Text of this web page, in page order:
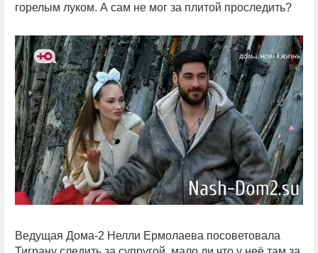
горелым луком. А сам не мог за плитой проследить?
Ведущая Дома-2 Нелли Ермолаева посоветовала